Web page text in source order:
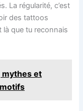
La régularité, c’est
des tattoos
là que tu reconnais
mythes et